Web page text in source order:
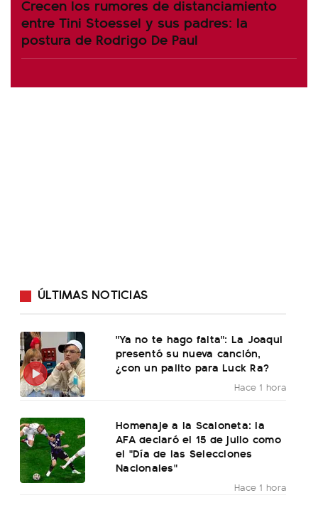
Crecen los rumores de distanciamiento
entre Tini Stoessel y sus padres: la
postura de Rodrigo De Paul
ÚLTIMAS NOTICIAS
"Ya no te hago falta": La Joaqui
presentó su nueva canción,
¿con un palito para Luck Ra?
Hace 1 hora
Homenaje a la Scaloneta: la
AFA declaró el 15 de julio como
el "Día de las Selecciones
Nacionales"
Hace 1 hora